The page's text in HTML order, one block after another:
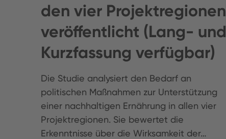
den vier Projektregionen
veröffentlicht (Lang- und
Kurzfassung verfügbar)
Die Studie analysiert den Bedarf an
politischen Maßnahmen zur Unterstützung
einer nachhaltigen Ernährung in allen vier
Projektregionen. Sie bewertet die
Erkenntnisse über die Wirksamkeit der…